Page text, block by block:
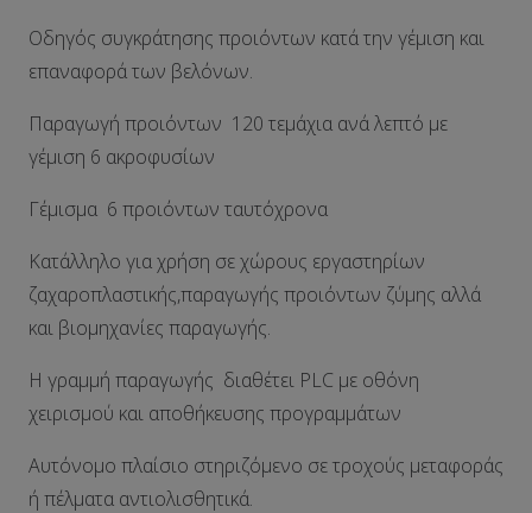
Οδηγός συγκράτησης προιόντων κατά την γέμιση και
επαναφορά των βελόνων.
Παραγωγή προιόντων 120 τεμάχια ανά λεπτό με
γέμιση 6 ακροφυσίων
Γέμισμα 6 προιόντων ταυτόχρονα
Κατάλληλο για χρήση σε χώρους εργαστηρίων
ζαχαροπλαστικής,παραγωγής προιόντων ζύμης αλλά
και βιομηχανίες παραγωγής.
Η γραμμή παραγωγής διαθέτει PLC με οθόνη
χειρισμού και αποθήκευσης προγραμμάτων
Αυτόνομο πλαίσιο στηριζόμενο σε τροχούς μεταφοράς
ή πέλματα αντιολισθητικά.